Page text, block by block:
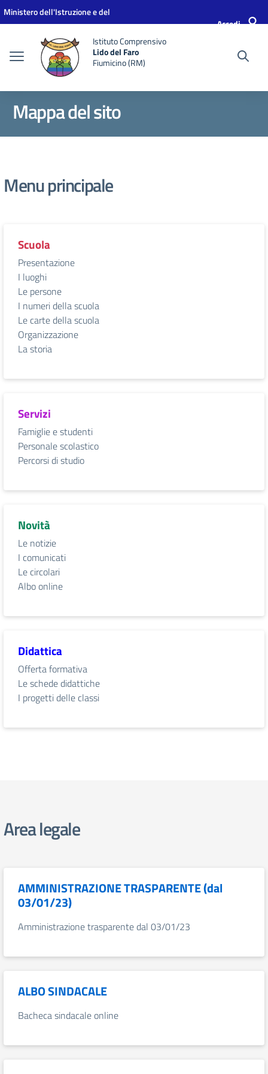
Vai ai contenuti
Vai al menu di navigazione
Vai al footer
Ministero dell'Istruzione e del
Accedi
Istituto Comprensivo
Lido del Faro
Fiumicino (RM)
Mappa del sito
Menu principale
Scuola
Presentazione
I luoghi
Le persone
I numeri della scuola
Le carte della scuola
Organizzazione
La storia
Servizi
Famiglie e studenti
Personale scolastico
Percorsi di studio
Novità
Le notizie
I comunicati
Le circolari
Albo online
Didattica
Offerta formativa
Le schede didattiche
I progetti delle classi
Area legale
AMMINISTRAZIONE TRASPARENTE (dal
03/01/23)
Amministrazione trasparente dal 03/01/23
ALBO SINDACALE
Bacheca sindacale online